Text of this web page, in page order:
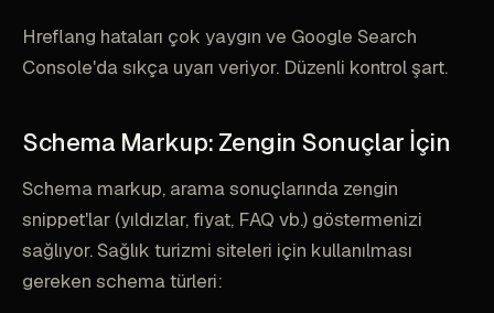
Hreflang hataları çok yaygın ve Google Search
Console'da sıkça uyarı veriyor. Düzenli kontrol şart.
Schema Markup: Zengin Sonuçlar İçin
Schema markup, arama sonuçlarında zengin
snippet'lar (yıldızlar, fiyat, FAQ vb.) göstermenizi
sağlıyor. Sağlık turizmi siteleri için kullanılması
gereken schema türleri: